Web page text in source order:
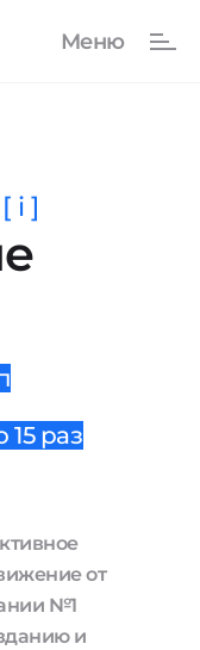
[ i ]
раз
от
№1
и